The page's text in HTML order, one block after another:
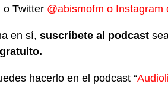
o Twitter @abismofm o Instagram
en sí, suscríbete al podcast
hacerlo en el podcast “